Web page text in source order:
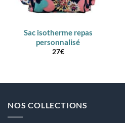
Sac isotherme repas
personnalisé
27€
NOS COLLECTIONS